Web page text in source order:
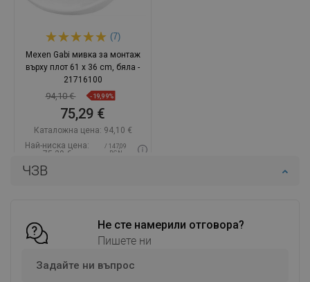
ЧЗВ
Не сте намерили отговора?
Пишете ни
Задайте ни въпрос
(7)
Mexen Gabi мивка за монтаж
върху плот 61 x 36 cm, бяла -
21716100
94,10 € -19,99%
75,29 €
Каталожна цена: 94,10 €
Най-ниска цена:
75,29 €
/ 147,09
BGN
Наличност:
favorite_border Любима
Сравнете